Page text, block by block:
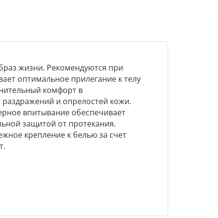
жизни. Рекомендуются при
оптимальное прилегание к телу
комфорт в
и опрелостей кожи.
впитывание обеспечивает
защитой от протекания.
крепление к белью за счет